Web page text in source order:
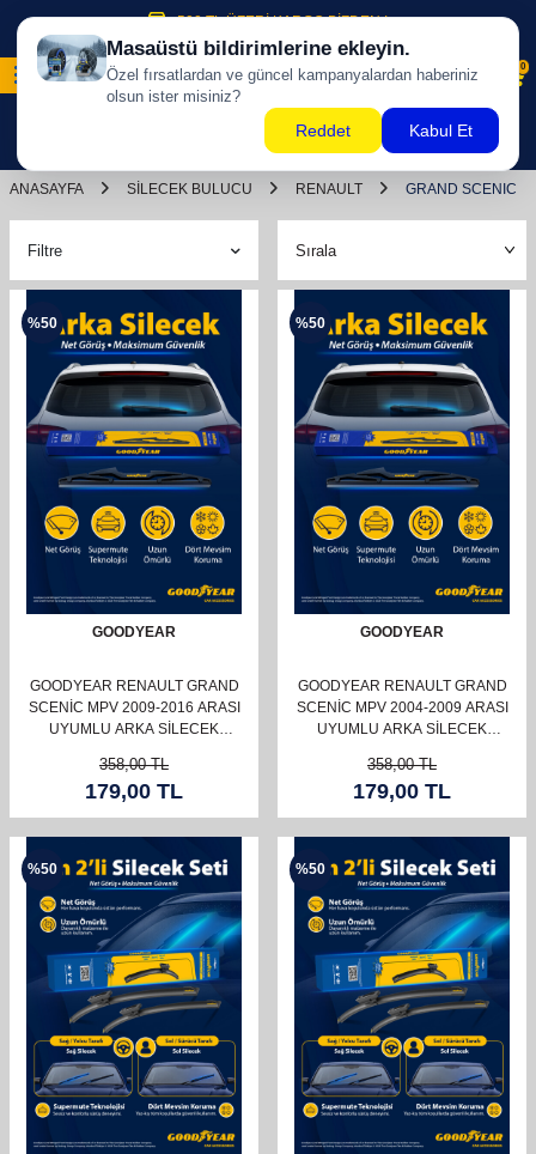
500 TL ÜZERİ KARGO BİZDEN !
0
ANASAYFA SILECEK BULUCU RENAULT GRAND SCENIC
Filtre
%50
GOODYEAR
GOODYEAR RENAULT GRAND
SCENIC MPV 2009-2016 ARASI
UYUMLU ARKA SILECEK
358,00TL
179,00 TL
%50
GOODYEAR
GOODYEAR RENAULT GRAND
SCENIC MPV 2004-2009 ARASI
UYUMLU ARKA SILECEK
358,00TL
179,00 TL
%50 %50